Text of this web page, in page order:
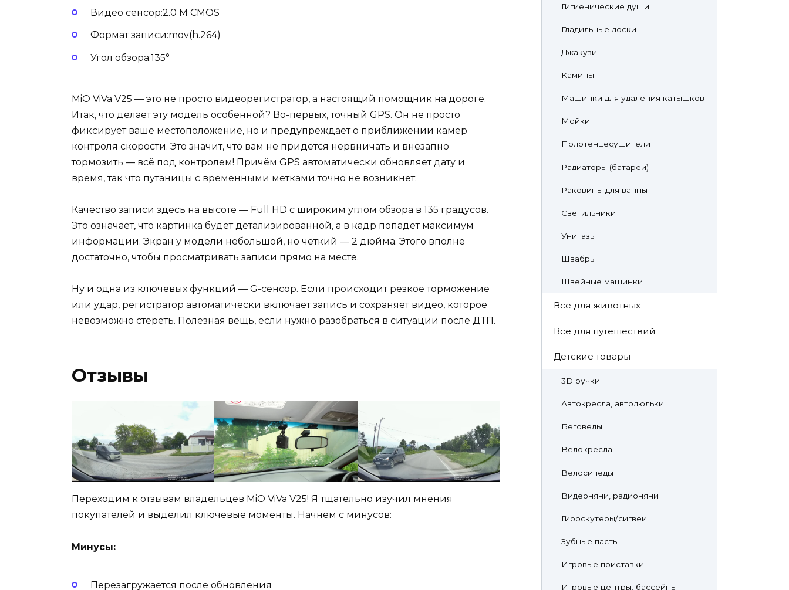
Видео сенсор:2.0 M CMOS
Формат записи:mov(h.264)
Угол обзора:135°
MiO ViVa V25 — это не просто видеорегистратор, а настоящий помощник на дороге.
Итак, что делает эту модель особенной? Во-первых, точный GPS. Он не просто
фиксирует ваше местоположение, но и предупреждает о приближении камер
контроля скорости. Это значит, что вам не придётся нервничать и внезапно
тормозить — всё под контролем! Причём GPS автоматически обновляет дату и
время, так что путаницы с временными метками точно не возникнет.
Качество записи здесь на высоте — Full HD с широким углом обзора в 135 градусов.
Это означает, что картинка будет детализированной, а в кадр попадёт максимум
информации. Экран у модели небольшой, но чёткий — 2 дюйма. Этого вполне
достаточно, чтобы просматривать записи прямо на месте.
Ну и одна из ключевых функций — G-сенсор. Если происходит резкое торможение
или удар, регистратор автоматически включает запись и сохраняет видео, которое
невозможно стереть. Полезная вещь, если нужно разобраться в ситуации после ДТП.
Отзывы
Переходим к отзывам владельцев MiO ViVa V25! Я тщательно изучил мнения
покупателей и выделил ключевые моменты. Начнём с минусов:
Минусы:
Перезагружается после обновления
Гигиенические души
Гладильные доски
Джакузи
Камины
Машинки для удаления катышков
Мойки
Полотенцесушители
Радиаторы (батареи)
Раковины для ванны
Светильники
Унитазы
Швабры
Швейные машинки
Все для животных
Все для путешествий
Детские товары
3D ручки
Автокресла, автолюльки
Беговелы
Велокресла
Велосипеды
Видеоняни, радионяни
Гироскутеры/сигвеи
Зубные пасты
Игровые приставки
Игровые центры, бассейны